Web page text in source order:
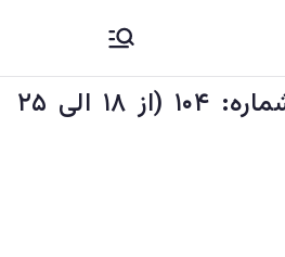
CSRS |
مرکز
مرکز مطالعات استراتیژيک و
منطقوی دستراتېژیکو او
سیمه ییزو څېړنو مرکز
تحلیل هفته – شماره: ۱۰۴ (از ۱۸ الی ۲۵